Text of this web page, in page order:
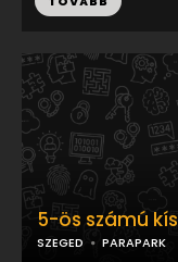
5-ös számú
SZEGED PARAPARK